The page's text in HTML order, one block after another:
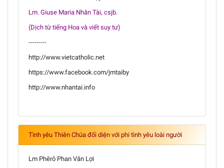
Lm. Giuse Maria Nhân Tài, csjb.
(Dịch từ tiếng Hoa và viết suy tư)
---------
http://www.vietcatholic.net
https://www.facebook.com/jmtaiby
http://www.nhantai.info
Tình yêu Thiên Chúa đối diện với phi tình yêu loài người
Lm Phêrô Phan Văn Lợi